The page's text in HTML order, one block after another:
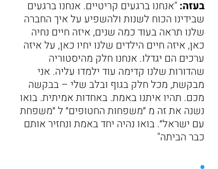
בעזה: "אנחנו ברגעים קריטיים. אנחנו ברגעים
שבידינו הכוח לשנות ולהשפיע על איך החברה
שלנו תראה בעוד כמה שנים, איזה חיים נחיה
כאן, איזה חיים הילדים שלנו יחיו כאן, על איזה
ערכים הם יגדלו. אנחנו חלק מהיסטוריה
שהדורות שלנו קדימה עוד ילמדו עליה. אני
מבקשת, מכל חלק בגוף ובלב שלי – בבקשה
מכם. תהיו איתנו באמת. באחדות אמיתית. בואו
נשנה את זה מ ״משפחות החטופים״ ל ״משפחת
עם ישראל״. בואו נהיה יחד באמת ונחזיר אותם
כבר הביתה"